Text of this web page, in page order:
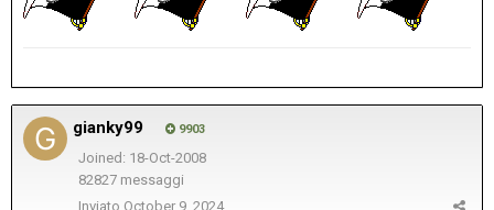
gianky99 9903
Joined: 18-Oct-2008
82827 messaggi
Inviato October 9, 2024